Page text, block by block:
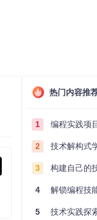
热门内容推
1 编程实践项目探
2 技术解构式学习
3 构建自己的技术世界
4 解锁编程技能的
5 技术实践探索：